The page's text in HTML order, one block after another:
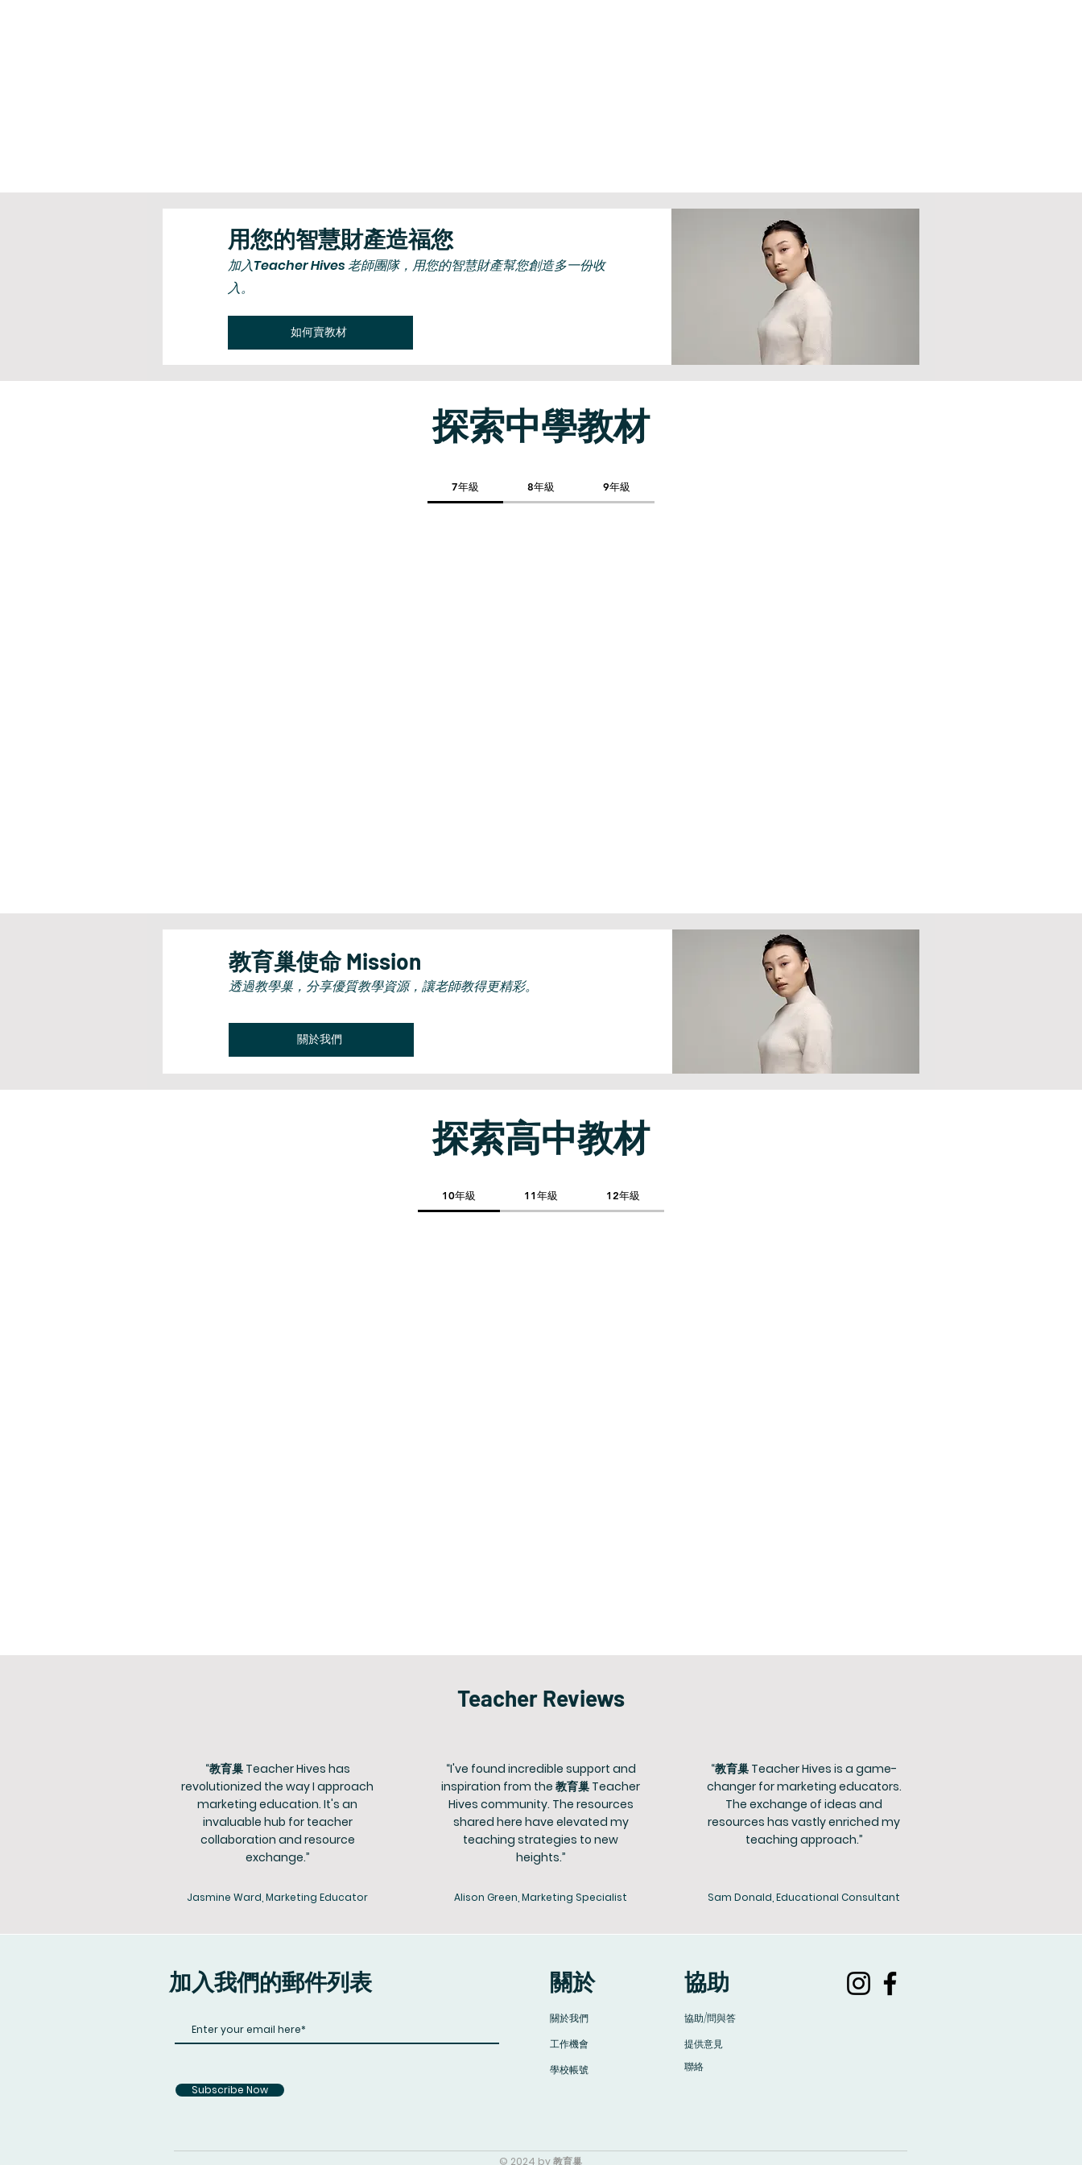
用您的智慧財產造福您
​加入Teacher Hives 老師團隊，用您的智慧財產幫您創造多一份收
入。
如何賣教材
​探索中學教材
7年級 8年級 9年級
​教育巢使命 Mission
透過教學巢，分享優質教學資源，讓老師教得更精彩。
關於我們
​探索高中教材
10年級 11年級 12年級
Teacher Reviews
“教育巢 Teacher Hives has
revolutionized the way I approach
marketing education. It's an
invaluable hub for teacher
collaboration and resource
exchange.”
Jasmine Ward, Marketing Educator
“I've found incredible support and
inspiration from the 教育巢 Teacher
Hives community. The resources
shared here have elevated my
teaching strategies to new
heights.”
Alison Green, Marketing Specialist
“教育巢 Teacher Hives is a game-
changer for marketing educators.
The exchange of ideas and
resources has vastly enriched my
teaching approach.”
Sam Donald, Educational Consultant
加入我們的郵件列表
Subscribe Now
​關於
​關於我們
​工作機會
​學校帳號
​協助
​協助/問與答
​提供意見
​聯絡
© 2024 by 教育巢